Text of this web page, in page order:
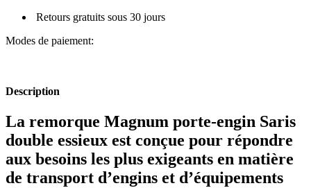
Retours gratuits sous 30 jours
Modes de paiement:
Description
La remorque Magnum porte-engin Saris
double essieux est conçue pour répondre
aux besoins les plus exigeants en matière
de transport d’engins et d’équipements